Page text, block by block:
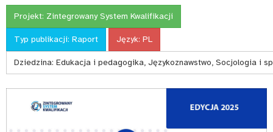
Projekt: Zintegrowany System Kwalifikacji
Typ publikacji: Raport Język: PL
Dziedzina: Edukacja i pedagogika, Językoznawstwo, Socjologia i